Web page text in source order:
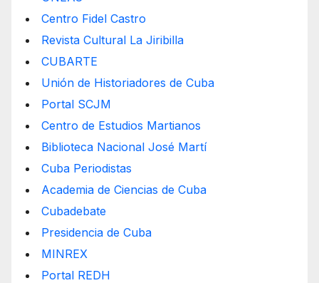
Centro Fidel Castro
Revista Cultural La Jiribilla
CUBARTE
Unión de Historiadores de Cuba
Portal SCJM
Centro de Estudios Martianos
Biblioteca Nacional José Martí
Cuba Periodistas
Academia de Ciencias de Cuba
Cubadebate
Presidencia de Cuba
MINREX
Portal REDH